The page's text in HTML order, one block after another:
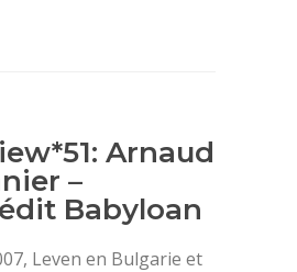
Arnaud
–
Babyloan
Leven en Bulgarie et